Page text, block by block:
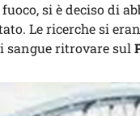
si è deciso di
Le ricerche si
sangue ritrovare sul